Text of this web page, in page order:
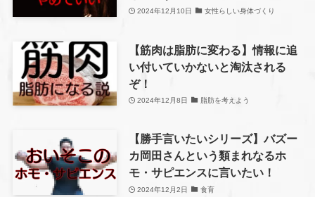
2024年12月10日 女性らしい身体づくり
【筋肉は脂肪に変わる】情報に追
い付いていかないと淘汰される
ぞ！
2024年12月8日 脂肪を考えよう
【勝手言いたいシリーズ】バズー
カ岡田さんという類まれなるホ
モ・サピエンスに言いたい！
2024年12月2日 食育